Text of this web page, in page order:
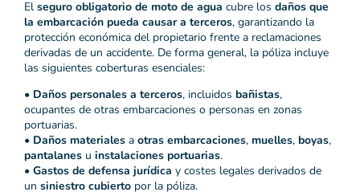
El seguro obligatorio de moto de agua cubre los daños que
la embarcación pueda causar a terceros, garantizando la
protección económica del propietario frente a reclamaciones
derivadas de un accidente. De forma general, la póliza incluye
las siguientes coberturas esenciales:
• Daños personales a terceros, incluidos bañistas,
ocupantes de otras embarcaciones o personas en zonas
portuarias.
• Daños materiales a otras embarcaciones, muelles, boyas,
pantalanes u instalaciones portuarias.
• Gastos de defensa jurídica y costes legales derivados de
un siniestro cubierto por la póliza.